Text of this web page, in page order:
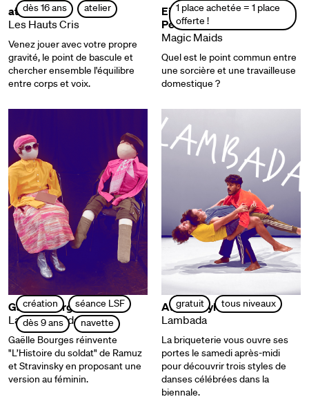
dès 16 ans atelier
ateliers
Les Hauts Cris
Venez jouer avec votre propre
gravité, le point de bascule et
chercher ensemble l'équilibre
entre corps et voix.
1 place achetée = 1 place
offerte !
Eisa Jocson et Venuri
Perera
Magic Maids
Quel est le point commun entre
une sorcière et une travailleuse
domestique ?
création
séance LSF
dès 9 ans
navette
Gaëlle Bourges
La petite soldate
Gaëlle Bourges réinvente
"L’Histoire du soldat" de Ramuz
et Stravinsky en proposant une
version au féminin.
gratuit tous niveaux
Atelier stylé !
Lambada
La briqueterie vous ouvre ses
portes le samedi après-midi
pour découvrir trois styles de
danses célébrées dans la
biennale.